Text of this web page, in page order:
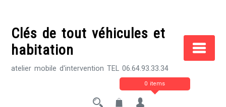
contentClés de tout véhicules et
habitation
atelier mobile d'intervention TEL 06.64.93.33.34
0 items